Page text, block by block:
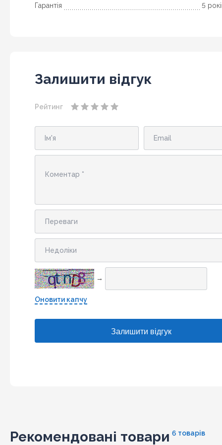
Гарантія
5
Залишити відгук
Рейтинг
→
Оновити капчу
Рекомендовані товари 6 товарів